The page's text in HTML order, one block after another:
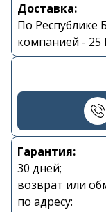
Доставка:
По Республике
компанией - 25
Гарантия:
30 дней;
возврат или
по адресу:
Контакты
+375
Viber